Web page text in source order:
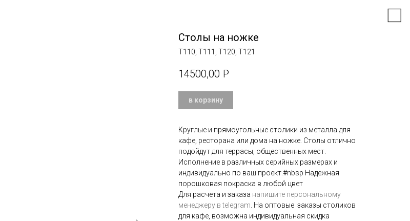
Столы на ножке
T110, Т111, Т120, Т121
14500,00 Р
в корзину
Круглые и прямоугольные столики из металла для
кафе, ресторана или дома на ножке. Столы отлично
подойдут для террасы, общественных мест.
Исполнение в различных серийных размерах и
индивидуально по ваш проект.#nbsp Надежная
порошковая покраска в любой цвет
Для расчета и заказа напишите персональному
менеджеру в telegram. На оптовые заказы столиков
для кафе, возможна индивидуальная скидка